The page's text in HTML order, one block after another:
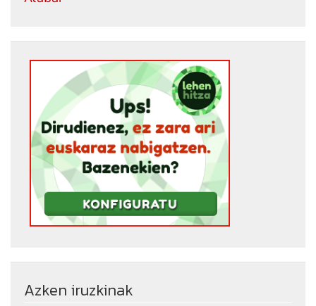
Azken iruzkinak